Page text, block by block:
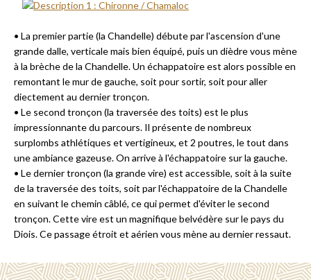
• La premier partie (la Chandelle) débute par l'ascension d'une
grande dalle, verticale mais bien équipé, puis un dièdre vous mène
à la brèche de la Chandelle. Un échappatoire est alors possible en
remontant le mur de gauche, soit pour sortir, soit pour aller
diectement au dernier tronçon.
• Le second tronçon (la traversée des toits) est le plus
impressionnante du parcours. Il présente de nombreux
surplombs athlétiques et vertigineux, et 2 poutres, le tout dans
une ambiance gazeuse. On arrive à l'échappatoire sur la gauche.
• Le dernier tronçon (la grande vire) est accessible, soit à la suite
de la traversée des toits, soit par l'échappatoire de la Chandelle
en suivant le chemin câblé, ce qui permet d'éviter le second
tronçon. Cette vire est un magnifique belvédère sur le pays du
Diois. Ce passage étroit et aérien vous mène au dernier ressaut.